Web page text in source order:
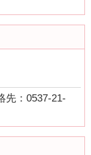
成助成」申請の募
：0537-21-